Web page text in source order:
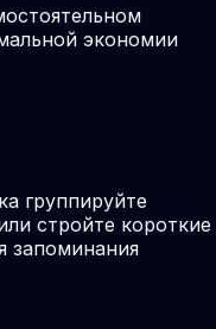
экономии
группируйте
стройте короткие
запоминания